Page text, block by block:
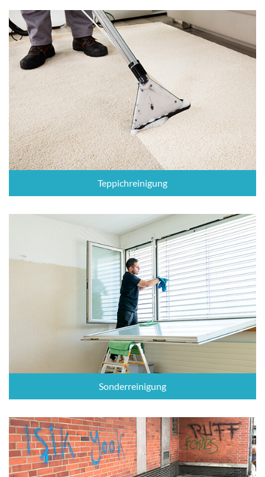
Teppichreinigung
Sonderreinigung